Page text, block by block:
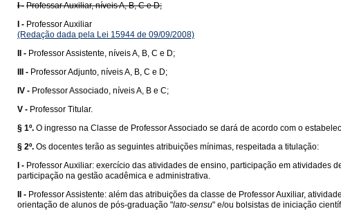
I - Professar Auxiliar, níveis A, B, C e D;
I - Professor Auxiliar
(Redação dada pela Lei 15944 de 09/09/2008)
II - Professor Assistente, níveis A, B, C e D;
III - Professor Adjunto, níveis A, B, C e D;
IV - Professor Associado, níveis A, B e C;
V - Professor Titular.
§ 1º. O ingresso na Classe de Professor Associado se dará de acordo com o
§ 2º. Os docentes terão as seguintes atribuições mínimas, respeitada a titulação:
I - Professor Auxiliar: exercício das atividades de ensino, participação em
participação na gestão acadêmica e administrativa.
II - Professor Assistente: além das atribuições da classe de Professor Auxiliar,
orientação de alunos de pós-graduação "lato-sensu" e/ou bolsistas de iniciação